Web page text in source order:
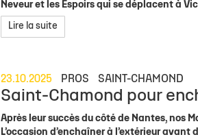
Neveur et les Espoirs qui se déplacent à
Lire la suite
23.10.2025 PROS SAINT-CHAMOND
Saint-Chamond pour
Après leur succès du côté de Nantes, nos
L’occasion d’enchaîner à l’extérieur